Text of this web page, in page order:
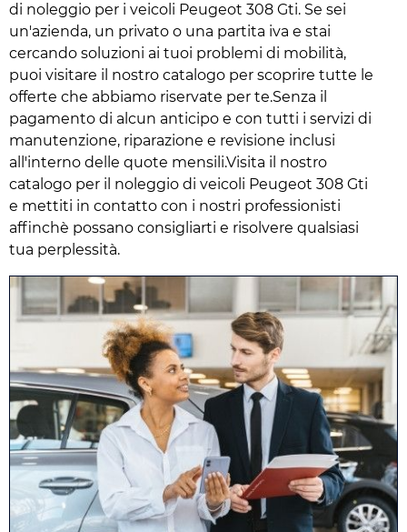
di noleggio per i veicoli Peugeot 308 Gti. Se sei
un'azienda, un privato o una partita iva e stai
cercando soluzioni ai tuoi problemi di mobilità,
puoi visitare il nostro catalogo per scoprire tutte le
offerte che abbiamo riservate per te.Senza il
pagamento di alcun anticipo e con tutti i servizi di
manutenzione, riparazione e revisione inclusi
all'interno delle quote mensili.Visita il nostro
catalogo per il noleggio di veicoli Peugeot 308 Gti
e mettiti in contatto con i nostri professionisti
affinchè possano consigliarti e risolvere qualsiasi
tua perplessità.